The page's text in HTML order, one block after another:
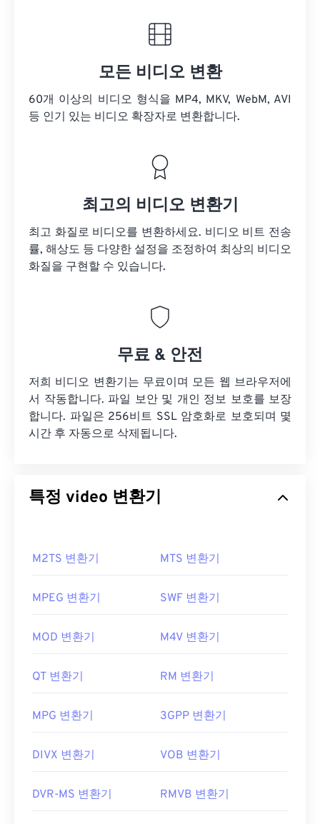
모든 비디오 변환
60개 이상의 비디오 형식을 MP4, MKV, WebM, AVI
등 인기 있는 비디오 확장자로 변환합니다.
최고의 비디오 변환기
최고 화질로 비디오를 변환하세요. 비디오 비트 전송
률, 해상도 등 다양한 설정을 조정하여 최상의 비디오
화질을 구현할 수 있습니다.
무료 & 안전
저희 비디오 변환기는 무료이며 모든 웹 브라우저에
서 작동합니다. 파일 보안 및 개인 정보 보호를 보장
합니다. 파일은 256비트 SSL 암호화로 보호되며 몇
시간 후 자동으로 삭제됩니다.
특정 video 변환기
M2TS 변환기 MTS 변환기
MPEG 변환기 SWF 변환기
MOD 변환기 M4V 변환기
QT 변환기 RM 변환기
MPG 변환기 3GPP 변환기
DIVX 변환기 VOB 변환기
DVR-MS 변환기 RMVB 변환기